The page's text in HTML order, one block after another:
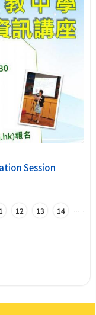
Session
…
12 13 14 …